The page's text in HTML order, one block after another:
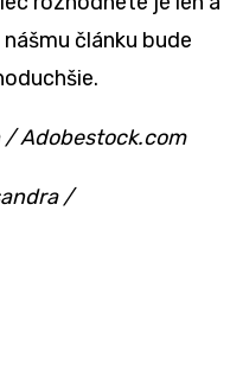
článku bude
Adobestock.com
/